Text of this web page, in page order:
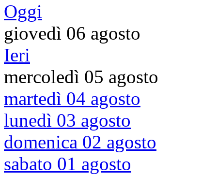
Oggi
giovedì 06 agosto
Ieri
mercoledì 05 agosto
martedì 04 agosto
lunedì 03 agosto
domenica 02 agosto
sabato 01 agosto